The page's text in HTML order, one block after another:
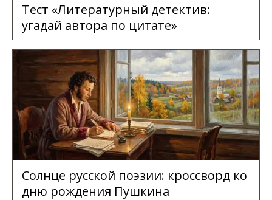
Тест «Литературный детектив:
угадай автора по цитате»
Солнце русской поэзии: кроссворд ко
дню рождения Пушкина